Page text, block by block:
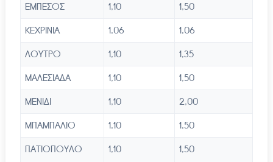
ΕΜΠΕΣΟΣ 1,10 1,50
ΚΕΧΡΙΝΙΑ 1,06 1,06
ΛΟΥΤΡΟ 1,10 1,35
ΜΑΛΕΣΙΑΔΑ 1,10 1,50
ΜΕΝΙΔΙ 1,10 2,00
ΜΠΑΜΠΑΛΙΟ 1,10 1,50
ΠΑΤΙΟΠΟΥΛΟ 1,10 1,50